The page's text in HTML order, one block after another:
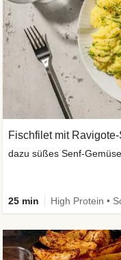
Fischfilet mit
dazu süßes Senf-
25 min